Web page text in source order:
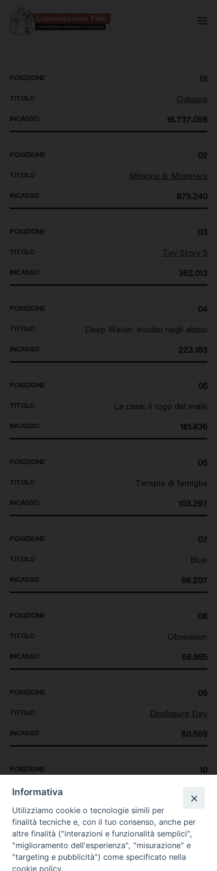
01
Odissea
16.737.098
02
Minions & Monsters
879.240
03
Toy Story 5
362.013
04
Deep Water. Incubo negli abissi
223.183
05
La casa: il rogo del male
161.836
06
Terapia di famiglia
103.297
07
Blue
68.207
08
Obsession
66.985
09
Disclosure Day
60.669
10
Informativa
Utilizziamo cookie o tecnologie simili per
finalità tecniche e, con il tuo consenso, anche per
altre finalità ("interazioni e funzionalità semplici",
"miglioramento dell'esperienza", "misurazione" e
"targeting e pubblicità") come specificato nella
cookie policy.